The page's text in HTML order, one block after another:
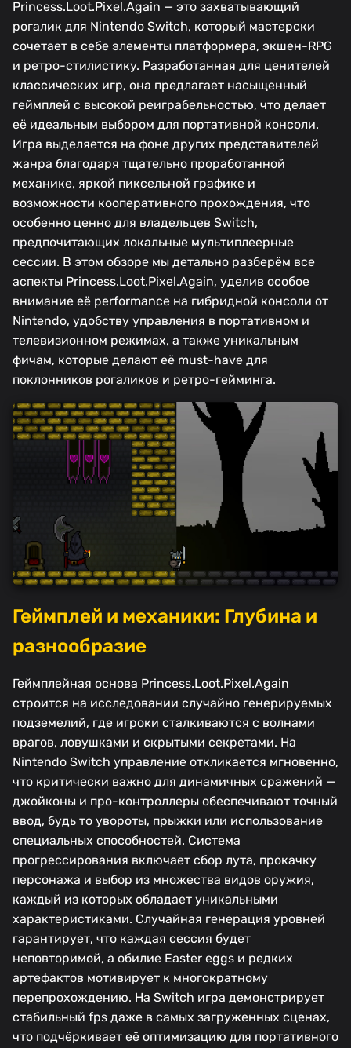
Princess.Loot.Pixel.Again — это захватывающий
рогалик для Nintendo Switch, который мастерски
сочетает в себе элементы платформера, экшен-RPG
и ретро-стилистику. Разработанная для ценителей
классических игр, она предлагает насыщенный
геймплей с высокой реиграбельностью, что делает
её идеальным выбором для портативной консоли.
Игра выделяется на фоне других представителей
жанра благодаря тщательно проработанной
механике, яркой пиксельной графике и
возможности кооперативного прохождения, что
особенно ценно для владельцев Switch,
предпочитающих локальные мультиплеерные
сессии. В этом обзоре мы детально разберём все
аспекты Princess.Loot.Pixel.Again, уделив особое
внимание её performance на гибридной консоли от
Nintendo, удобству управления в портативном и
телевизионном режимах, а также уникальным
фичам, которые делают её must-have для
поклонников рогаликов и ретро-гейминга.
Геймплей и механики: Глубина и
разнообразие
Геймплейная основа Princess.Loot.Pixel.Again
строится на исследовании случайно генерируемых
подземелий, где игроки сталкиваются с волнами
врагов, ловушками и скрытыми секретами. На
Nintendo Switch управление откликается мгновенно,
что критически важно для динамичных сражений —
джойконы и про-контроллеры обеспечивают точный
ввод, будь то увороты, прыжки или использование
специальных способностей. Система
прогрессирования включает сбор лута, прокачку
персонажа и выбор из множества видов оружия,
каждый из которых обладает уникальными
характеристиками. Случайная генерация уровней
гарантирует, что каждая сессия будет
неповторимой, а обилие Easter eggs и редких
артефактов мотивирует к многократному
перепрохождению. На Switch игра демонстрирует
стабильный fps даже в самых загруженных сценах,
что подчёркивает её оптимизацию для портативного